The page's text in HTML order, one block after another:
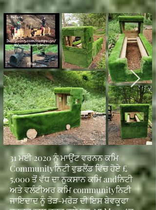
31 ਮਈ 2020 ਨੂੰ ਮਾਉਂਟ ਵਰਨਨ ਕਮਿ
Communityਨਿਟੀ ਵੁਡਲੈਂਡ ਵਿੱਚ ਹੋਏ £
5,000 ਤੋਂ ਵੱਧ ਦਾ ਨੁਕਸਾਨ ਕਮਿ andਨਿਟੀ
ਅਤੇ ਵਲੰਟੀਅਰ ਕਮਿ communityਨਿਟੀ
ਜਾਇਦਾਦ ਨੂੰ ਤੋੜ-ਮਰੋੜ ਦੀ ਇਸ ਬੇਵਕੂਫਾ